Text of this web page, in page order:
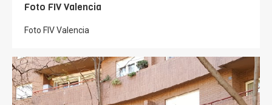
Foto FIV Valencia
Foto FIV Valencia